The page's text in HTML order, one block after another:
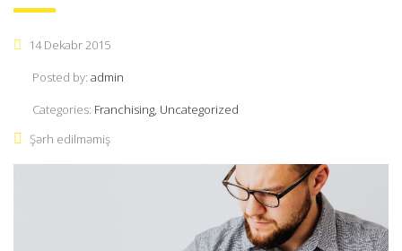
14 Dekabr 2015
Posted by: admin
Categories: Franchising, Uncategorized
Şərh edilməmiş